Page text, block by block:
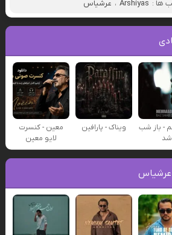
ها : Arshiyas ، عرشیاس
- باز شب
شد
ویناک - پارافین
معین - کنسرت
لایو معین
عرشیاس